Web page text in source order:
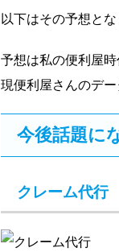
以下はその予想とな
予想は私の便利屋
現便利屋さんのデー
今後話題に
クレーム代行